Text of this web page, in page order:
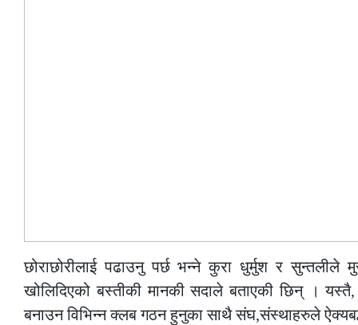
छोराछोरीलाई पढाउनु पर्छ भन्ने कुरा धुर्मुश र
खोलिदिएको बस्तीकी मानकी सदाले बताएकी छिन् ।
बनाउन विभिन्न क्लब गठन हुनुका साथै संघ,संस्थाहरुले